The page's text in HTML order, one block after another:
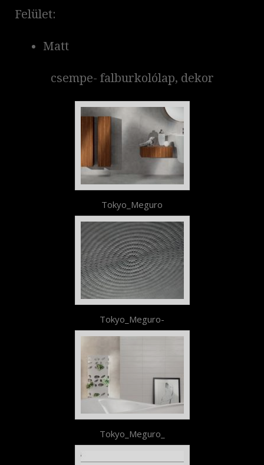
Felület:
Matt
csempe- falburkolólap, dekor
Tokyo_Meguro
Tokyo_Meguro-
Tokyo_Meguro_